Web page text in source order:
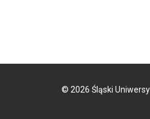
© 2026 Śląski